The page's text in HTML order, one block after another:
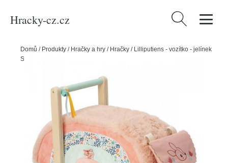
Hracky-cz.cz Vyhledávání
Domů / Produkty / Hračky a hry / Hračky / Lilliputiens - vozítko - jelínek
Stella